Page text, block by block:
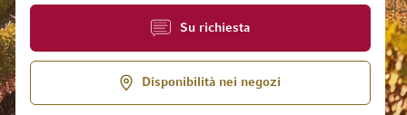
Su richiesta
Disponibilità nei negozi
di immagini